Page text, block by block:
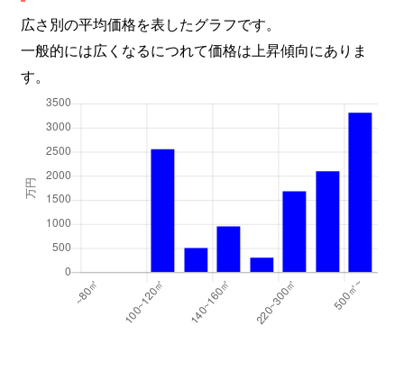
広さ別の平均価格を表したグラフです。
一般的には広くなるにつれて価格は上昇傾向にありま
す。